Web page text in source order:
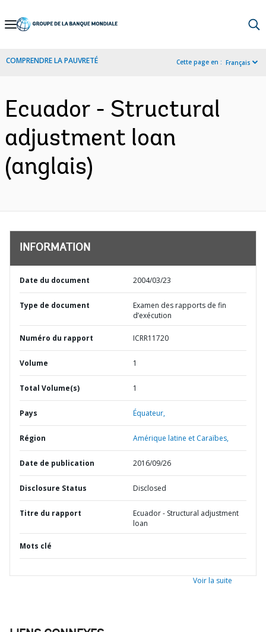
Skip
Navigation
COMPRENDRE LA PAUVRETÉ Cette page en : Français
Ecuador - Structural
adjustment loan
(anglais)
INFORMATION
Date du document 2004/03/23
Type de document
Examen des rapports de fin
d’exécution
Numéro du rapport ICRR11720
Volume 1
Total Volume(s) 1
Pays Équateur,
Région Amérique latine et Caraïbes,
Date de publication 2016/09/26
Disclosure Status Disclosed
Titre du rapport
Ecuador - Structural adjustment
loan
Mots clé
Voir la suite